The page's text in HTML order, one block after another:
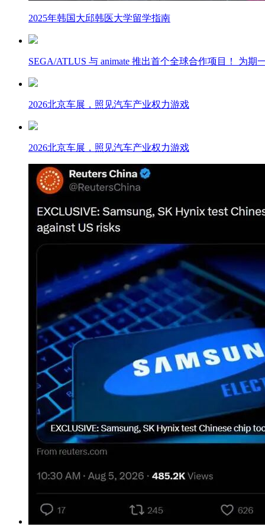
2025年韩国大邱韩医大学留学指南
SEGA/ATLUS 与 animate 推出首个全球合作项目！ 为
2026北京车展，照见汽车产业权力游戏
2026北京车展，照见汽车产业权力游戏